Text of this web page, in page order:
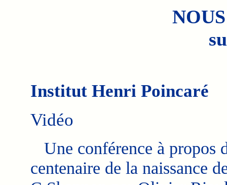
Institut Henri Poincaré
Vidéo
Une conférence à propos
centenaire de la naissance